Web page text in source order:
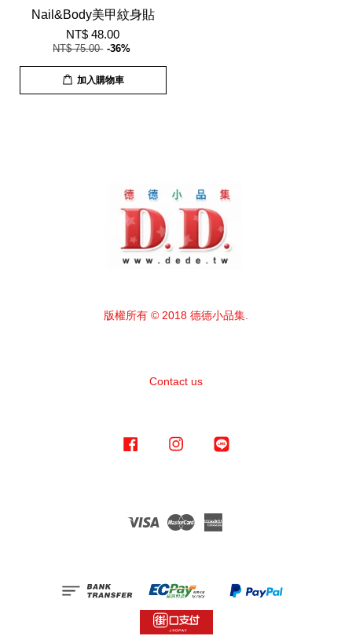
Nail&Body美甲紋身貼
NT$ 48.00
NT$ 75.00 -36%
加入購物車
版權所有 © 2018 德德小品集.
Contact us
Facebook Instagram
Visa Master